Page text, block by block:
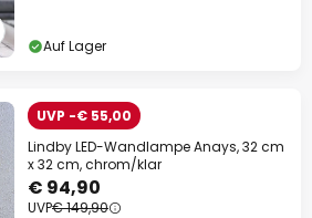
Auf Lager
UVP -€ 55,00
Lindby LED-Wandlampe Anays, 32 cm
x 32 cm, chrom/klar
€ 94,90
UVP€ 149,90